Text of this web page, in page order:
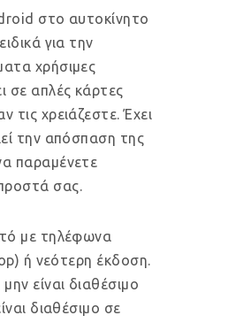
στο αυτοκίνητο
για την
χρήσιμες
σε απλές κάρτες
τις χρειάζεστε. Έχει
την απόσπαση της
παραμένετε
σας.
με τηλέφωνα
ή νεότερη έκδοση.
είναι διαθέσιμο
διαθέσιμο σε